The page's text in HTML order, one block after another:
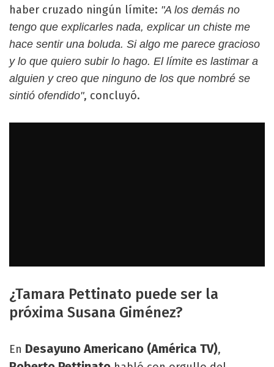
haber cruzado ningún límite: "A los demás no
tengo que explicarles nada, explicar un chiste me
hace sentir una boluda. Si algo me parece gracioso
y lo que quiero subir lo hago. El límite es lastimar a
alguien y creo que ninguno de los que nombré se
sintió ofendido", concluyó.
¿Tamara Pettinato puede ser la
próxima Susana Giménez?
En Desayuno Americano (América TV),